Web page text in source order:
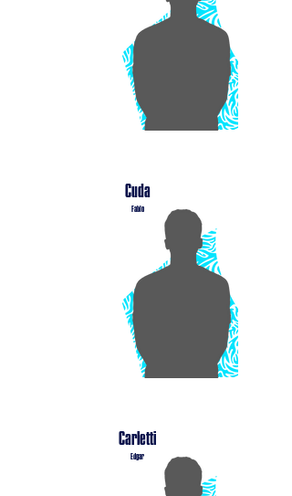
Cuda
Fabio
Carletti
Edgar